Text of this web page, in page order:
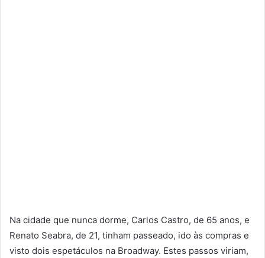
Na cidade que nunca dorme, Carlos Castro, de 65 anos, e
Renato Seabra, de 21, tinham passeado, ido às compras e
visto dois espetáculos na Broadway. Estes passos viriam,